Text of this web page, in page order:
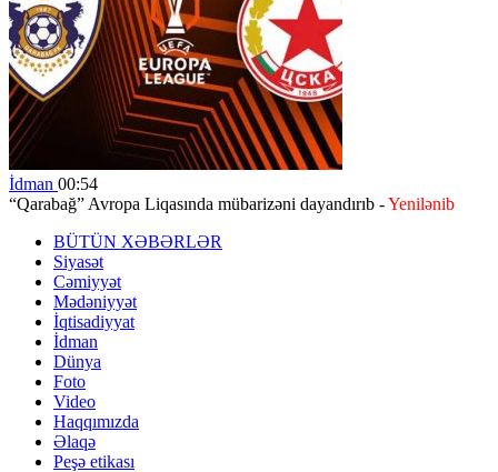
İdman 00:54
“Qarabağ” Avropa Liqasında mübarizəni dayandırıb -Yenilənib
BÜTÜN XƏBƏRLƏR
Siyasət
Cəmiyyət
Mədəniyyət
İqtisadiyyat
İdman
Dünya
Foto
Video
Haqqımızda
Əlaqə
Peşə etikası